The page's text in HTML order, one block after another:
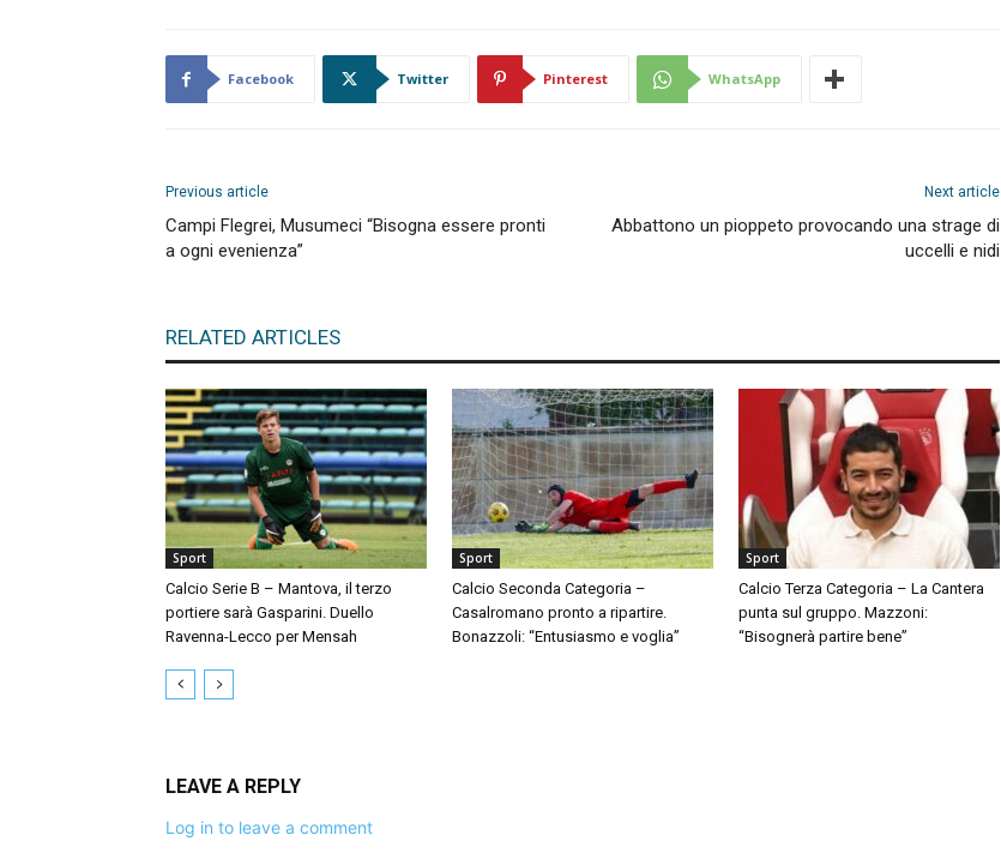
Facebook Twitter Pinterest WhatsApp
Previous article
Campi Flegrei, Musumeci “Bisogna essere pronti
a ogni evenienza”
Next article
Abbattono un pioppeto provocando una strage di
uccelli e nidi
RELATED ARTICLES
Sport
Calcio Serie B – Mantova, il terzo
portiere sarà Gasparini. Duello
Ravenna-Lecco per Mensah
Sport
Calcio Seconda Categoria –
Casalromano pronto a ripartire.
Bonazzoli: “Entusiasmo e voglia”
Sport
Calcio Terza Categoria – La Cantera
punta sul gruppo. Mazzoni:
“Bisognerà partire bene”
LEAVE A REPLY
Log in to leave a comment